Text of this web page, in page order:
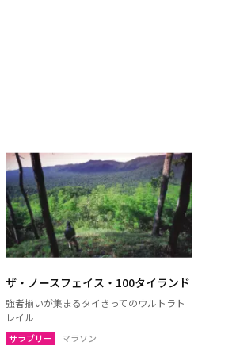
ザ・ノースフェイス・100タイランド
強者揃いが集まるタイきってのウルトラト
レイル
サラブリー マラソン